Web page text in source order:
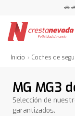
📍
Inicio Coches de
MG MG3
Selección de
garantizados.